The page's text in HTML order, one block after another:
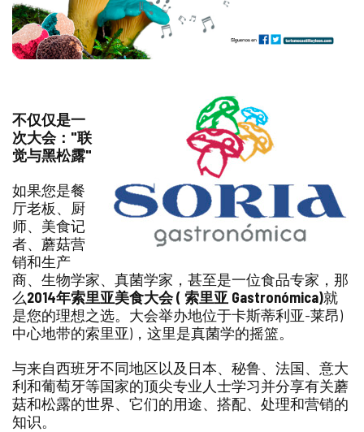
不仅仅是一
次大会："联
觉与黑松露"
如果您是餐
厅老板、厨
师、美食记
者、蘑菇营
销和生产
商、生物学家、真菌学家，甚至是一位食品专家，那
么2014年索里亚美食大会 ( 索里亚 Gastronómica)就
是您的理想之选。大会举办地位于卡斯蒂利亚-莱昂)
中心地带的索里亚)，这里是真菌学的摇篮。
与来自西班牙不同地区以及日本、秘鲁、法国、意大
利和葡萄牙等国家的顶尖专业人士学习并分享有关蘑
菇和松露的世界、它们的用途、搭配、处理和营销的
知识。